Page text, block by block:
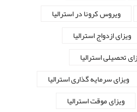
ویروس کرونا در استرالیا
ویزای ازدواج استرالیا
تحصیلی استرالیا
ویزای سرمایه گذاری استرالیا
ویزای موقت استرالیا